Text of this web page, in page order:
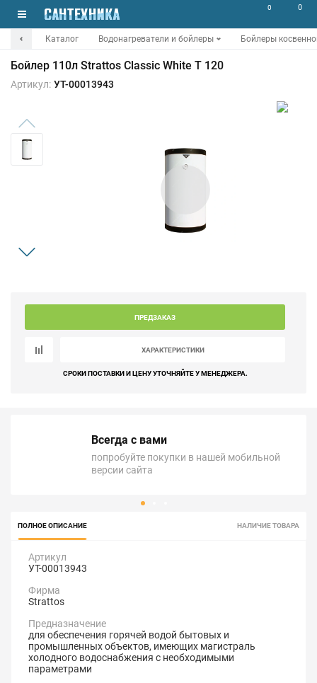
0 0
Каталог Водонагреватели и бойлеры Бойлеры
Бойлер 110л Strattos Classic White T 120
Артикул: УТ-00013943
ПРЕДЗАКАЗ
ХАРАКТЕРИСТИКИ
СРОКИ ПОСТАВКИ И ЦЕНУ УТОЧНЯЙТЕ У МЕНЕДЖЕРА.
Всегда с вами
попробуйте покупки в нашей мобильной
версии сайта
ПОЛНОЕ ОПИСАНИЕ НАЛИЧИЕ ТОВАРА
Артикул
УТ-00013943
Фирма
Strattos
Предназначение
для обеспечения горячей водой бытовых и
промышленных объектов, имеющих магистраль
холодного водоснабжения с необходимыми
параметрами